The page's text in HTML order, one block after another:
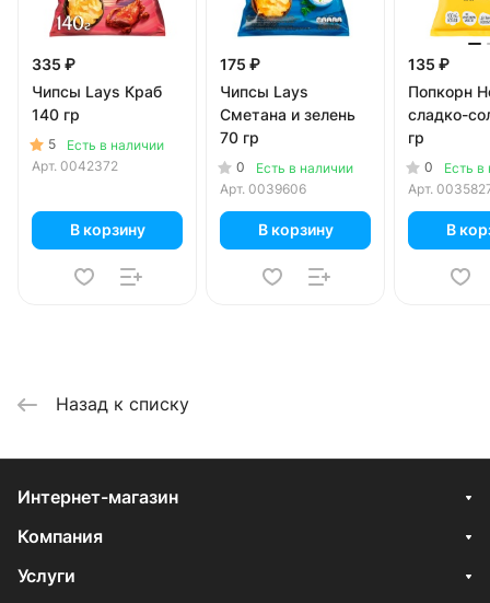
335 ₽
Чипсы Lays Краб
140 гр
5
Есть в наличии
Арт. 0042372
В корзину
175 ₽
Чипсы Lays
Сметана и зелень
70 гр
0
Есть в наличии
Арт. 0039606
В корзину
135 ₽
Попкорн
сладко-
гр
0
Есть в
Арт.
В
Назад к списку
Интернет-магазин
Компания
Услуги